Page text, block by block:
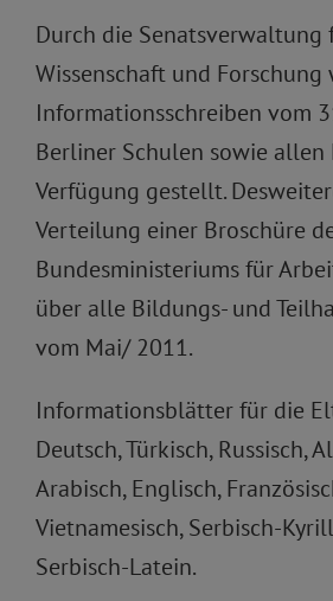
Durch die Senatsverwaltung
Wissenschaft und Forschung
Informationsschreiben vom
Berliner Schulen sowie allen
Verfügung gestellt.
Verteilung einer Broschüre
Bundesministeriums für
über alle Bildungs- und
vom Mai/ 2011.
Informationsblätter für die
Deutsch, Türkisch, Russisch,
Arabisch, Englisch,
Vietnamesisch, Serbisch-
Serbisch-Latein.